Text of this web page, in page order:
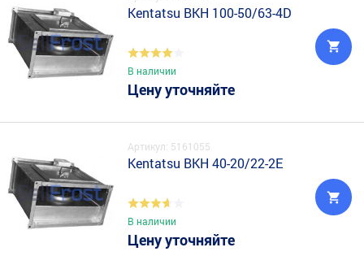
Kentatsu BKH 100-50/63-4D
В наличии
Цену уточняйте
Артикул: 5161055
Kentatsu BKH 40-20/22-2E
В наличии
Цену уточняйте